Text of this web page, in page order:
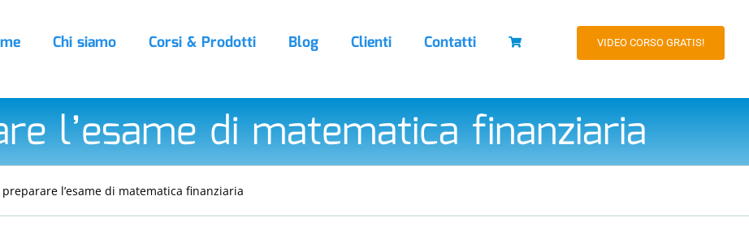
Chi siamo Corsi & Prodotti Blog Clienti Contatti VIDEO CORSO GRATIS!
l’esame di matematica finanziaria
preparare l’esame di matematica finanziaria